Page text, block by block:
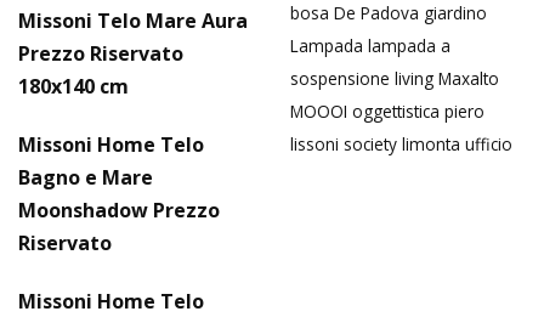
Missoni Telo Mare Aura
Prezzo Riservato
180x140 cm
Missoni Home Telo
Bagno e Mare
Moonshadow Prezzo
Riservato
Missoni Home Telo
bosa De Padova giardino
Lampada lampada a
sospensione living Maxalto
MOOOI oggettistica piero
lissoni society limonta ufficio